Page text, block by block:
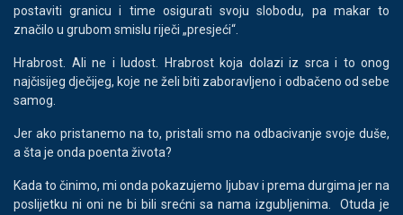
postaviti granicu i time osigurati svoju slobodu, pa makar to
značilo u grubom smislu riječi „presjeći“.
Hrabrost. Ali ne i ludost. Hrabrost koja dolazi iz srca i to onog
najčisijeg dječijeg, koje ne želi biti zaboravljeno i odbačeno od sebe
samog.
Jer ako pristanemo na to, pristali smo na odbacivanje svoje duše,
a šta je onda poenta života?
Kada to činimo, mi onda pokazujemo ljubav i prema durgima jer na
poslijetku ni oni ne bi bili srećni sa nama izgubljenima. Otuda je